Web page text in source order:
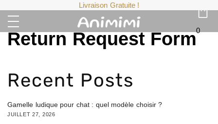
Livraison Gratuite !
0
Return Request Form
Recent Posts
Gamelle ludique pour chat : quel modèle choisir ?
JUILLET 27, 2026